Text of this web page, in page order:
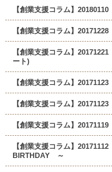
【創業支援コラム】
【創業支援コラム】
【創業支援コラム】
ート)
【創業支援コラム】
【創業支援コラム】
【創業支援コラム】
【創業支援コラム】
BIRTHDAY ～